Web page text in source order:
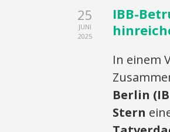
25
JUNI
2025
IBB-
In einem
Berlin
Stern